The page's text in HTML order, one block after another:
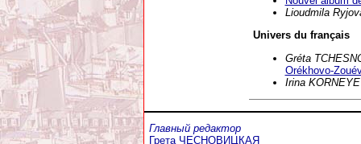
Lioudmila
Univers du français
Gréta
Orékhovo-
Irina
Главный редактор
Грета ЧЕСНОВИЦКАЯ